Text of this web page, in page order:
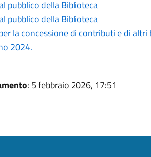
pubblico della Biblioteca
pubblico della Biblioteca
la concessione di contributi e di
2024.
: 5 febbraio 2026, 17:51